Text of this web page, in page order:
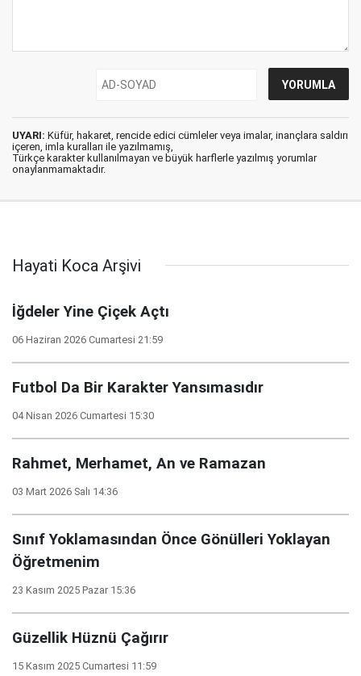
UYARI: Küfür, hakaret, rencide edici cümleler veya imalar, inançlara saldırı
içeren, imla kuralları ile yazılmamış,
Türkçe karakter kullanılmayan ve büyük harflerle yazılmış yorumlar
onaylanmamaktadır.
Hayati Koca Arşivi
İğdeler Yine Çiçek Açtı
06 Haziran 2026 Cumartesi 21:59
Futbol Da Bir Karakter Yansımasıdır
04 Nisan 2026 Cumartesi 15:30
Rahmet, Merhamet, An ve Ramazan
03 Mart 2026 Salı 14:36
Sınıf Yoklamasından Önce Gönülleri Yoklayan
Öğretmenim
23 Kasım 2025 Pazar 15:36
Güzellik Hüznü Çağırır
15 Kasım 2025 Cumartesi 11:59